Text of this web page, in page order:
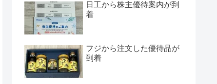
日工から株主優待案内が到
着
フジから注文した優待品が
到着